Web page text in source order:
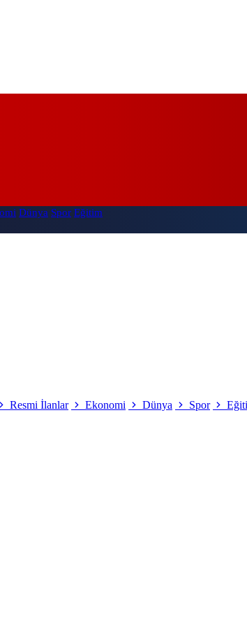
Dünya Spor Eğitim
Resmi İlanlar Ekonomi Dünya Spor